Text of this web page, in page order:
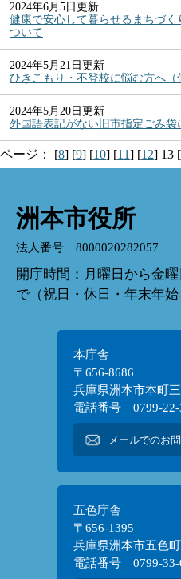
2024年6月5日更新
健康で安心して暮らせるまちづ
ついて
2024年5月21日更新
ひきこもり・不登校に悩む方へ（
2024年5月20日更新
外国語表記がない旧市指定ごみ袋
ページ： [8] [9] [10] [11] [12] 13 [
洲本市役所
法人番号 8000020282057
開庁時間：月曜日から金
で（祝日・休日・年末年始
本庁舎
〒656-8686
兵庫県洲本市本町
電話番号 0799-22-
メールでのお
五色庁舎
〒656-1395
兵庫県洲本市五色
電話番号 0799-33-